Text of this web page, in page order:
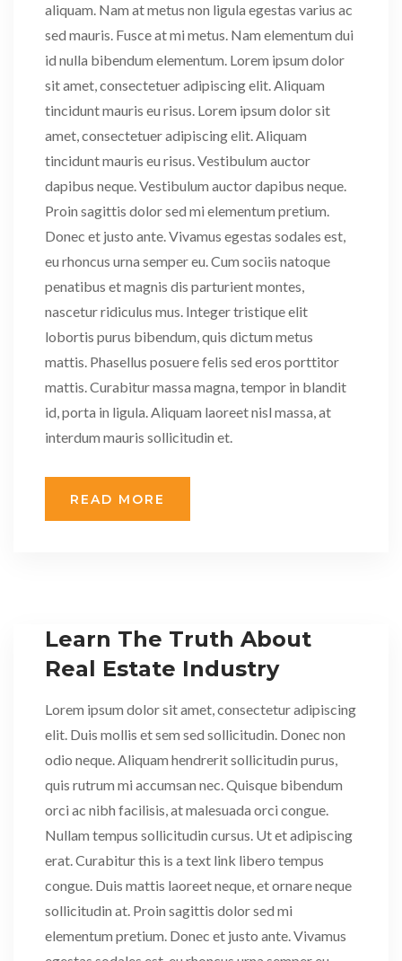
aliquam. Nam at metus non ligula egestas varius ac
sed mauris. Fusce at mi metus. Nam elementum dui
id nulla bibendum elementum. Lorem ipsum dolor
sit amet, consectetuer adipiscing elit. Aliquam
tincidunt mauris eu risus. Lorem ipsum dolor sit
amet, consectetuer adipiscing elit. Aliquam
tincidunt mauris eu risus. Vestibulum auctor
dapibus neque. Vestibulum auctor dapibus neque.
Proin sagittis dolor sed mi elementum pretium.
Donec et justo ante. Vivamus egestas sodales est,
eu rhoncus urna semper eu. Cum sociis natoque
penatibus et magnis dis parturient montes,
nascetur ridiculus mus. Integer tristique elit
lobortis purus bibendum, quis dictum metus
mattis. Phasellus posuere felis sed eros porttitor
mattis. Curabitur massa magna, tempor in blandit
id, porta in ligula. Aliquam laoreet nisl massa, at
interdum mauris sollicitudin et.
READ MORE
Learn The Truth About
Real Estate Industry
Lorem ipsum dolor sit amet, consectetur adipiscing
elit. Duis mollis et sem sed sollicitudin. Donec non
odio neque. Aliquam hendrerit sollicitudin purus,
quis rutrum mi accumsan nec. Quisque bibendum
orci ac nibh facilisis, at malesuada orci congue.
Nullam tempus sollicitudin cursus. Ut et adipiscing
erat. Curabitur this is a text link libero tempus
congue. Duis mattis laoreet neque, et ornare neque
sollicitudin at. Proin sagittis dolor sed mi
elementum pretium. Donec et justo ante. Vivamus